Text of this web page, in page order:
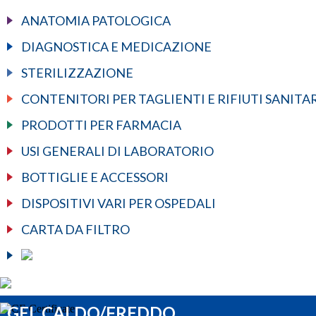
ANATOMIA PATOLOGICA
DIAGNOSTICA E MEDICAZIONE
STERILIZZAZIONE
CONTENITORI PER TAGLIENTI E RIFIUTI
PRODOTTI PER FARMACIA
USI GENERALI DI LABORATORIO
BOTTIGLIE E ACCESSORI
DISPOSITIVI VARI PER OSPEDALI
CARTA DA FILTRO